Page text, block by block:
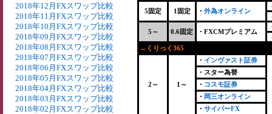
2018年12月FXスワップ比較
2018年11月FXスワップ比較
2018年10月FXスワップ比較
2018年09月FXスワップ比較
2018年08月FXスワップ比較
2018年07月FXスワップ比較
2018年06月FXスワップ比較
2018年05月FXスワップ比較
2018年04月FXスワップ比較
2018年03月FXスワップ比較
2018年02月FXスワップ比較
5固定 1固定 ・ 外為オンライン
5～ 0.6固定 ・FXCMプレミアム
→くりっく365
2～ 1～
・ インヴァスト証券
・スター為替
・ コスモ証券
・ 岡三オンライン
・ サイバーFX